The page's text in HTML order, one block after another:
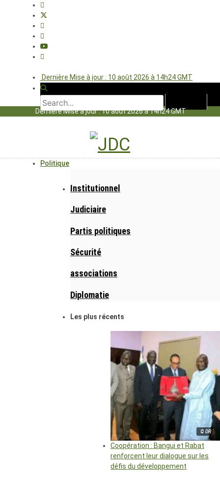
Dernière Mise à jour : 10 août 2026 à 14h24 GMT
Dernière Mise à jour : 10 août 2026 à 14h24 GMT
Politique
Institutionnel
Judiciaire
Partis politiques
Sécurité
associations
Diplomatie
Les plus récents
© DR
Coopération : Bangui et Rabat
renforcent leur dialogue sur les
défis du développement